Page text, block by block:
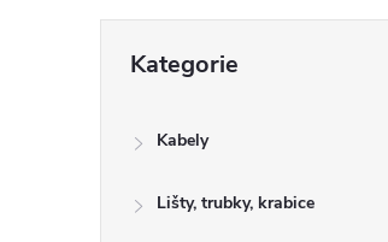
kategorie
Kategorie
Kabely
Lišty, trubky, krabice